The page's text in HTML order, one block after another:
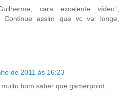
cara excelente vídeo´,
Continue assim que vc vai longe,
de 2011 às 16:23
bom saber que gamerpoint...